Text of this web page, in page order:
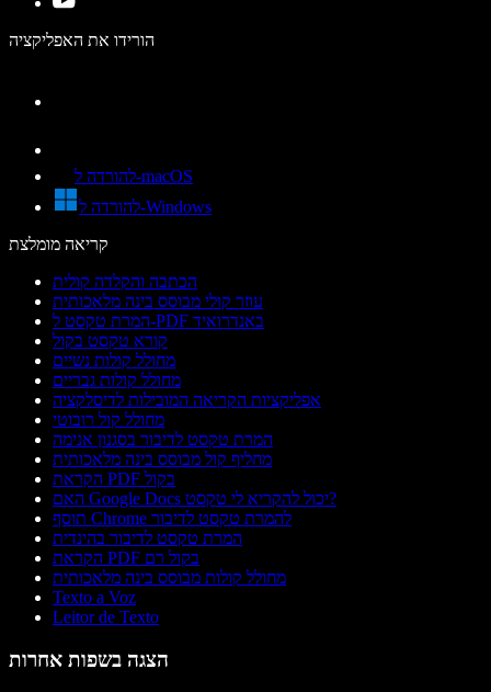
הורידו את האפליקציה
להורדה ל-macOS
להורדה ל-Windows
קריאה מומלצת
הכתבה והקלדה קולית
עוזר קולי מבוסס בינה מלאכותית
המרת טקסט ל-PDF באנדרואיד
קורא טקסט בקול
מחולל קולות נשיים
מחולל קולות גבריים
אפליקציות הקריאה המובילות לדיסלקציה
מחולל קול רובוטי
המרת טקסט לדיבור בסגנון אנימה
מחליף קול מבוסס בינה מלאכותית
הקראת PDF בקול
האם Google Docs יכול להקריא לי טקסט?
תוסף Chrome להמרת טקסט לדיבור
המרת טקסט לדיבור בהינדית
הקראת PDF בקול רם
מחולל קולות מבוסס בינה מלאכותית
Texto a Voz
Leitor de Texto
הצגה בשפות אחרות